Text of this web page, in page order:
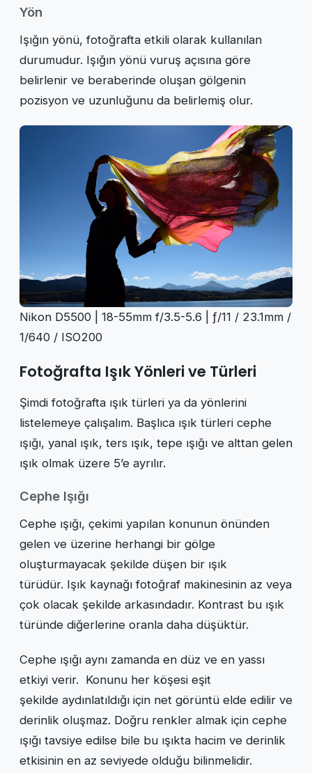
Yön
Işığın yönü, fotoğrafta etkili olarak kullanılan
durumudur. Işığın yönü vuruş açısına göre
belirlenir ve beraberinde oluşan gölgenin
pozisyon ve uzunluğunu da belirlemiş olur.
Nikon D5500 | 18-55mm f/3.5-5.6 | ƒ/11 / 23.1mm /
1/640 / ISO200
Fotoğrafta Işık Yönleri ve Türleri
Şimdi fotoğrafta ışık türleri ya da yönlerini
listelemeye çalışalım. Başlıca ışık türleri cephe
ışığı, yanal ışık, ters ışık, tepe ışığı ve alttan gelen
ışık olmak üzere 5’e ayrılır.
Cephe Işığı
Cephe ışığı, çekimi yapılan konunun önünden
gelen ve üzerine herhangi bir gölge
oluşturmayacak şekilde düşen bir ışık
türüdür. Işık kaynağı fotoğraf makinesinin az veya
çok olacak şekilde arkasındadır. Kontrast bu ışık
türünde diğerlerine oranla daha düşüktür.
Cephe ışığı aynı zamanda en düz ve en yassı
etkiyi verir. Konunu her köşesi eşit
şekilde aydınlatıldığı için net görüntü elde edilir ve
derinlik oluşmaz. Doğru renkler almak için cephe
ışığı tavsiye edilse bile bu ışıkta hacim ve derinlik
etkisinin en az seviyede olduğu bilinmelidir.